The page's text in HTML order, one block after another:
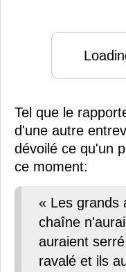
Tel que le
d'une autre
dévoilé ce qu'un
ce moment:
« Les grands
chaîne
auraient
ravalé et ils